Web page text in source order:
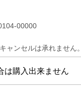
00000
ャンセルは承れません。